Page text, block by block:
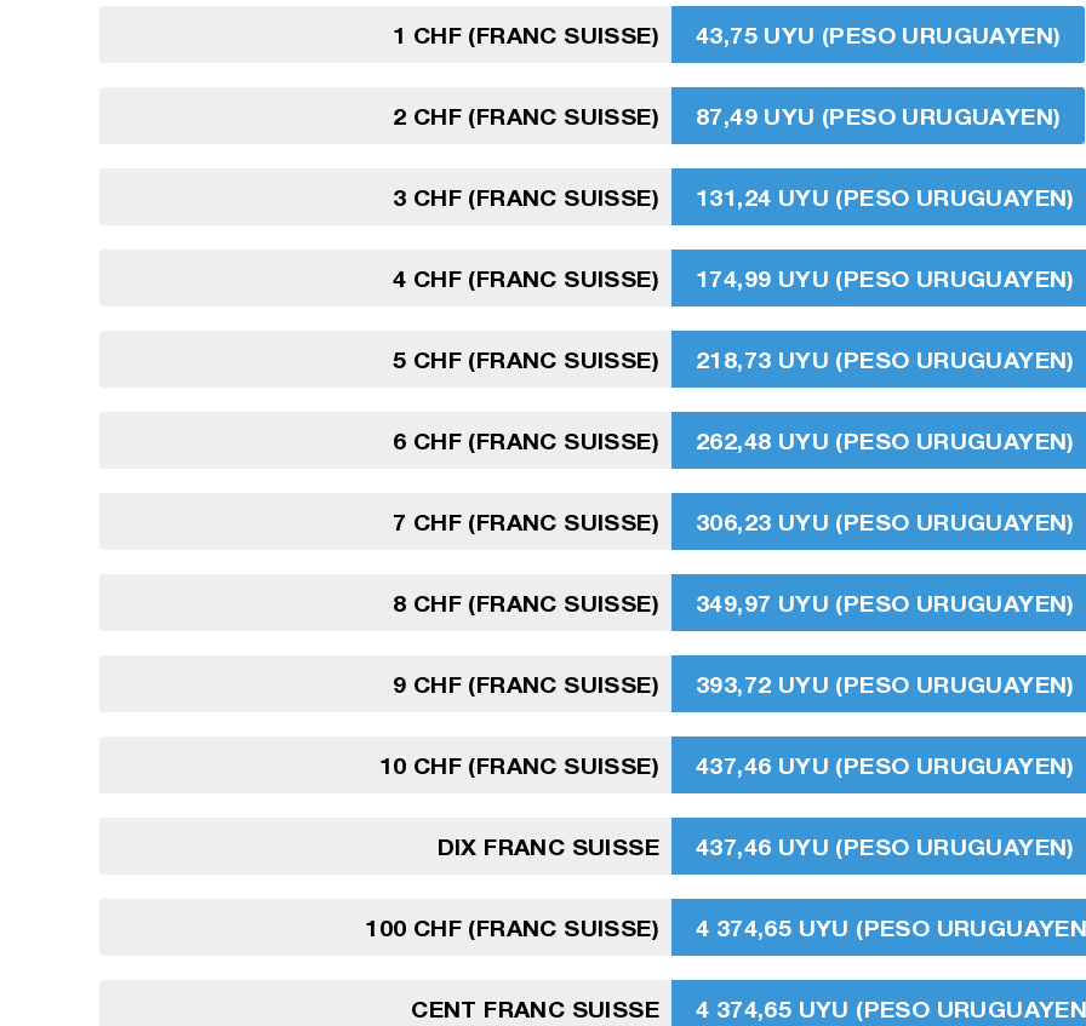
1 CHF (FRANC SUISSE) 43,75 UYU (PESO URUGUAYEN)
2 CHF (FRANC SUISSE) 87,49 UYU (PESO URUGUAYEN)
3 CHF (FRANC SUISSE) 131,24 UYU (PESO URUGUAYEN)
4 CHF (FRANC SUISSE) 174,99 UYU (PESO URUGUAYEN)
5 CHF (FRANC SUISSE) 218,73 UYU (PESO URUGUAYEN)
6 CHF (FRANC SUISSE) 262,48 UYU (PESO URUGUAYEN)
7 CHF (FRANC SUISSE) 306,23 UYU (PESO URUGUAYEN)
8 CHF (FRANC SUISSE) 349,97 UYU (PESO URUGUAYEN)
9 CHF (FRANC SUISSE) 393,72 UYU (PESO URUGUAYEN)
10 CHF (FRANC SUISSE) 437,46 UYU (PESO URUGUAYEN)
DIX FRANC SUISSE 437,46 UYU (PESO URUGUAYEN)
100 CHF (FRANC SUISSE) 4 374,65 UYU (PESO
CENT FRANC SUISSE 4 374,65 UYU (PESO